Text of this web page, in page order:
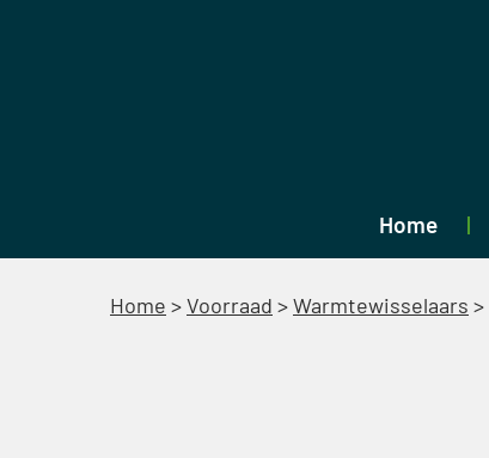
Home
Home >Voorraad >Warmtewisselaars >